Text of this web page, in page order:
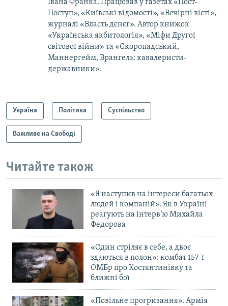
Івана Франка. Працював у газетах «Пост-
Поступ», «Київські відомості», «Вечірні вісті»,
журналі «Власть дєнєг». Автор книжок
«Українська якбитологія», «Міфи Другої
світової війни» та «Скоропадський,
Маннергейм, Врангель: кавалеристи-
державники».
Україна Політика Суспільство
Важливе на Свободі
Читайте також
«Я наступив на інтереси багатьох
людей і компаній». Як в Україні
реагують на інтерв’ю Михайла
Федорова
«Один стріляє в себе, а двоє
здаються в полон»: комбат 157-ї
ОМБр про Костянтинівку та
ближні бої
«Повільне прогризання». Армія